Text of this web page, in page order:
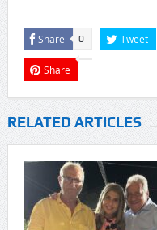
Share 0 Tweet
Share
RELATED ARTICLES